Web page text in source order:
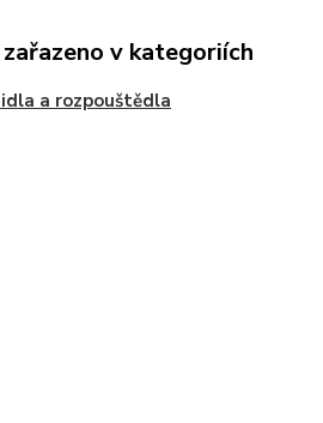
v kategoriích
a rozpouštědla